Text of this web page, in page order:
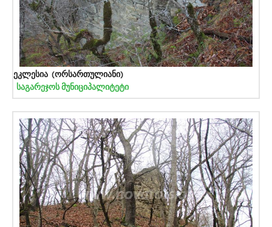
ეკლესია (ორსართულიანი)
საგარეჯოს მუნიციპალიტეტი